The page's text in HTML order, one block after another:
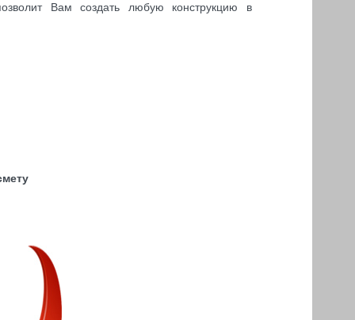
Вам создать любую конструкцию в